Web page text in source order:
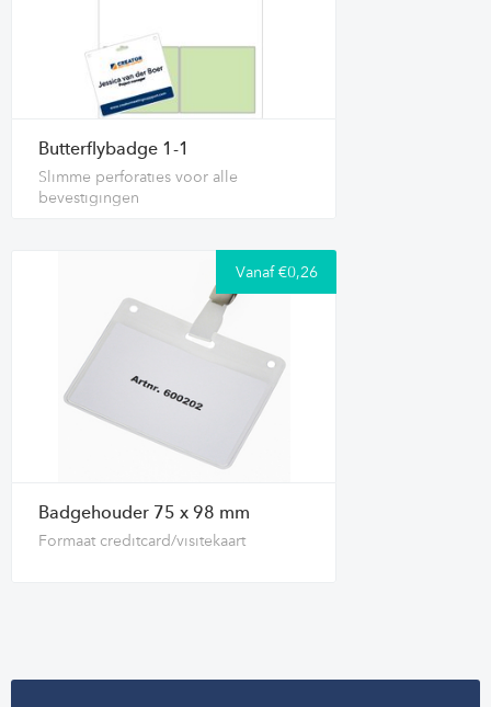
Butterflybadge 1-1
Slimme perforaties voor alle
bevestigingen
Vanaf €0,26
Badgehouder 75 x 98 mm
Formaat creditcard/visitekaart